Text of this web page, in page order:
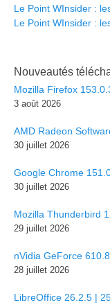
Le Point WInsider :
Le Point WInsider :
Nouveautés
Mozilla Firefox
3 août 2026
AMD Radeon
30 juillet 2026
Google Chrome
30 juillet 2026
Mozilla Thunderbird
29 juillet 2026
nVidia GeForce
28 juillet 2026
LibreOffice 26.2.5 |